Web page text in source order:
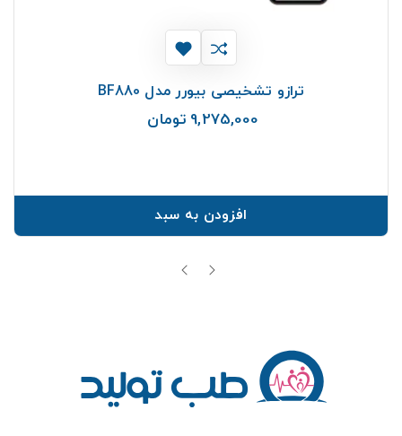
ترازو تشخیصی بیورر مدل BF880
9,275,000 تومان
افزودن به سبد